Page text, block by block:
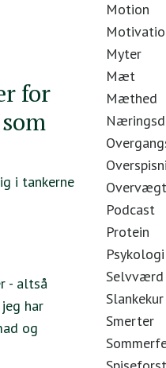
for
i tankerne
- altså
har
og
Motion
Myter
Mæt
Mæthed
Overvægt
Podcast
Protein
Psykologi
Selvværd
Slankekur
Smerter